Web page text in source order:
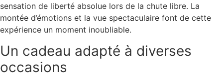
sensation de liberté absolue lors de la chute libre. La
montée d’émotions et la vue spectaculaire font de cette
expérience un moment inoubliable.
Un cadeau adapté à diverses
occasions